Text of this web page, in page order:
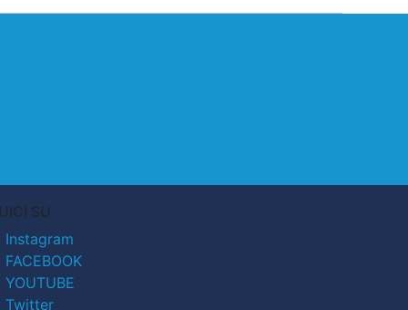
SU
Instagram
FACEBOOK
YOUTUBE
Twitter